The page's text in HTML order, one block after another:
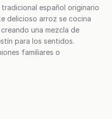
español originario
delicioso arroz se cocina
una mezcla de
para los sentidos.
familiares o